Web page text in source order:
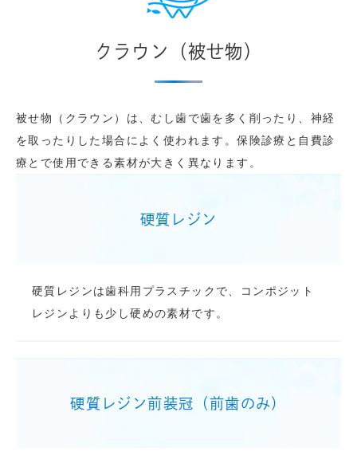
クラウン（被せ物）
被せ物（クラウン）は、むし歯で歯を多く削ったり、神経
を取ったりした場合によく使われます。保険診療と自費診
療とで使用できる素材が大きく異なります。
硬質レジン
硬質レジンは歯科用プラスチックで、コンポジット
レジンよりも少し硬めの素材です。
硬質レジン前装冠（前歯のみ）